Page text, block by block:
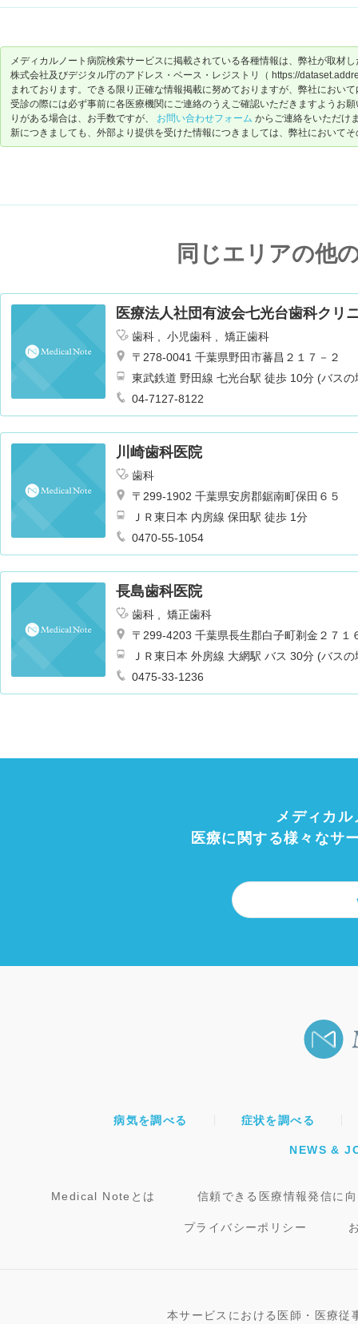
メディカルノート病院検索サービスに掲載されている各種情報は、弊社が取材
株式会社及びデジタル庁のアドレス・ベース・レジストリ（ https://
まれております。できる限り正確な情報掲載に努めておりますが、弊社におい
受診の際には必ず事前に各医療機関にご連絡のうえご確認いただきますようお
りがある場合は、お手数ですが、 お問い合わせフォーム からご連絡をいただけ
新につきましても、外部より提供を受けた情報につきましては、弊社において
同じエリアの他
医療法人社団有波会七光台歯科クリ
歯科 小児歯科
矯正歯科
〒278-0041 千葉県野田市蕃昌２１７－２
東武鉄道 野田線 七光台駅 徒歩 10分 (バス
04-7127-8122
川崎歯科医院
歯科
〒299-1902 千葉県安房郡鋸南町保田６５
ＪＲ東日本 内房線 保田駅 徒歩 1分
0470-55-1054
長島歯科医院
歯科
矯正歯科
〒299-4203 千葉県長生郡白子町剃金２７１
ＪＲ東日本 外房線 大網駅 バス 30分 (バス
0475-33-1236
メディカ
医療に関する様々なサ
病気を調べる 症状を調べる
NEWS &
Medical Noteとは 信頼できる医療情報発信に
プライバシーポリシー
本サービスにおける医師・医療従